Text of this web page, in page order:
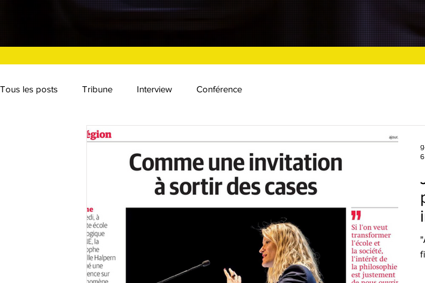
Tous les posts Tribune Interview Conférence